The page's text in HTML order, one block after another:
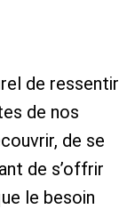
de ressentir
de nos
de se
de s’offrir
le besoin